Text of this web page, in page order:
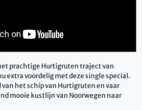
prachtige Hurtigruten traject van
extra voordelig met deze single special.
van het schip van Hurtigruten en vaar
mooie kustlijn van Noorwegen naar